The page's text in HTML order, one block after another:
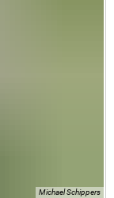
Michael Schippers